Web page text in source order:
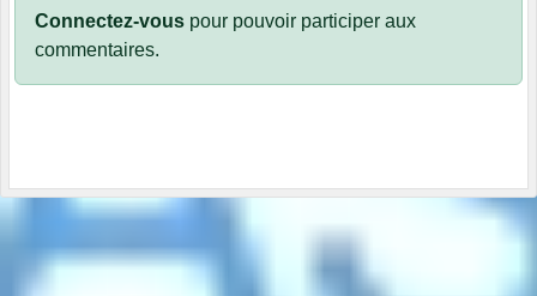
Connectez-vous pour pouvoir participer aux
commentaires.